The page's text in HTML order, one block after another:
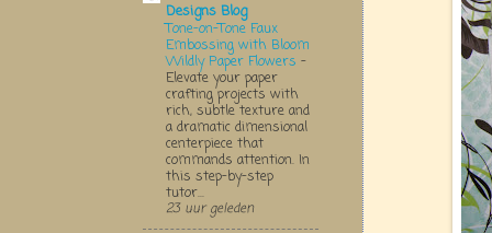
Designs Blog
Tone-on-Tone Faux
Embossing with Bloom
Wildly Paper Flowers -
Elevate your paper
crafting projects with
rich, subtle texture and
a dramatic dimensional
centerpiece that
commands attention. In
this step-by-step
tutor...
23 uur geleden